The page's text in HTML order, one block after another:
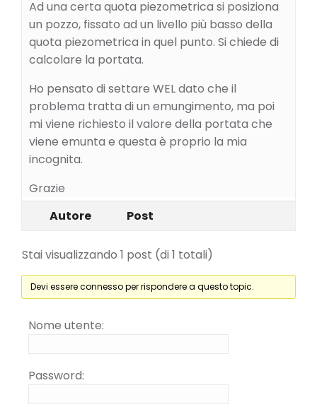
Ad una certa quota piezometrica si posiziona
un pozzo, fissato ad un livello più basso della
quota piezometrica in quel punto. Si chiede di
calcolare la portata.
Ho pensato di settare WEL dato che il
problema tratta di un emungimento, ma poi
mi viene richiesto il valore della portata che
viene emunta e questa è proprio la mia
incognita.
Grazie
Autore
Post
Stai visualizzando 1 post (di 1 totali)
Devi essere connesso per rispondere a questo topic.
Nome utente:
Password: